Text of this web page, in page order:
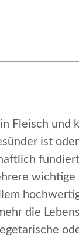
Fleisch
ist
die